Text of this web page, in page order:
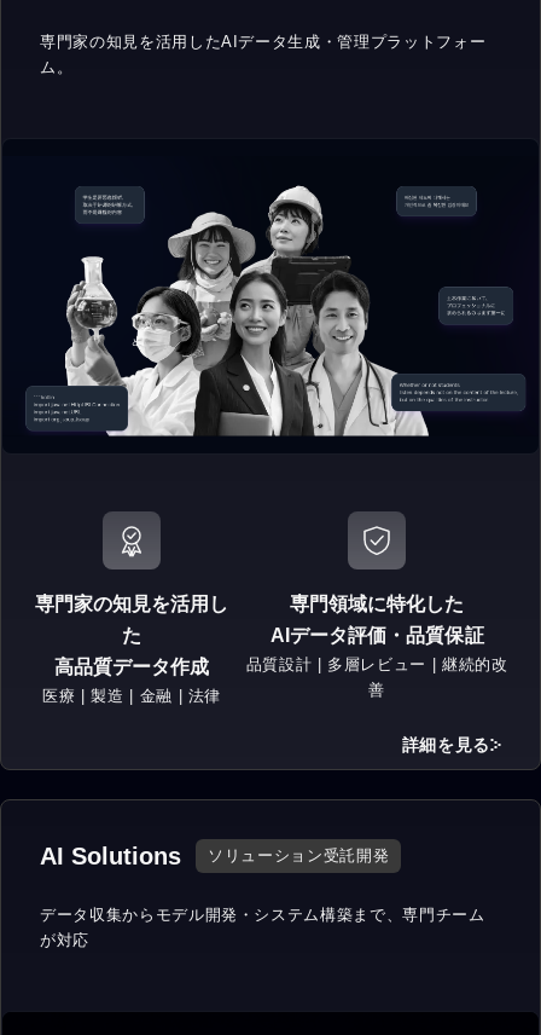
専門家の知見を活用したAIデータ生成・管理プラットフォー
ム。
専門家の知見を活用し
た
高品質データ作成
医療 | 製造 | 金融 | 法律
専門領域に特化した
AIデータ評価・品質保証
品質設計 | 多層レビュー | 継続的改
善
詳細を見る
AI Solutions ソリューション受託開発
データ収集からモデル開発・ システム構築まで、専門チーム
が対応